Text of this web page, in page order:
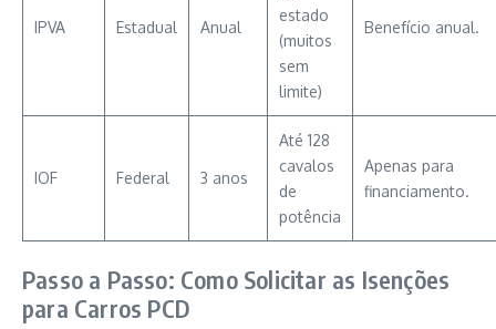
IPVA Estadual Anual
estado
(muitos
sem
limite)
Benefício anual.
IOF Federal 3 anos
Até 128
cavalos
de
potência
Apenas para
financiamento.
Passo a Passo: Como Solicitar as Isenções
para Carros PCD